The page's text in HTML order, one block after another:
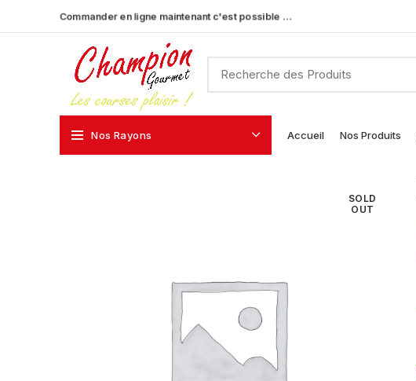
Commander en ligne maintenant c'est possible …
Nos Rayons Accueil Nos Produits
SOLD
OUT